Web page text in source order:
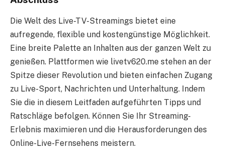
Die Welt des Live-TV-Streamings bietet eine
aufregende, flexible und kostengünstige Möglichkeit.
Eine breite Palette an Inhalten aus der ganzen Welt zu
genießen. Plattformen wie livetv620.me stehen an der
Spitze dieser Revolution und bieten einfachen Zugang
zu Live-Sport, Nachrichten und Unterhaltung. Indem
Sie die in diesem Leitfaden aufgeführten Tipps und
Ratschläge befolgen. Können Sie Ihr Streaming-
Erlebnis maximieren und die Herausforderungen des
Online-Live-Fernsehens meistern.